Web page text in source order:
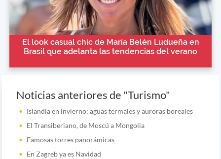
El look casual chic de María Belén Ludueña en
Brasil que adelanta las tendencias del verano
Noticias anteriores de "Turismo"
Islandia en invierno: aguas termales y auroras boreales
El Transiberiano, de Moscú a Mongolia
Famosas torres panorámicas
En Zagreb ya es Navidad